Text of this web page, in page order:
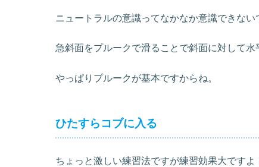
ニュートラルの意識ってなかなか意識できない
急斜面をプルークで滑ることで斜面に対して水
やっぱりプルークが基本ですからね。
ひたすらコブに入る
ちょっと激しい練習法ですが練習効果大ですよ